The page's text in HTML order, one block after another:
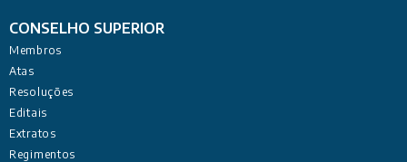
CONSELHO SUPERIOR
Membros
Atas
Resoluções
Editais
Extratos
Regimentos